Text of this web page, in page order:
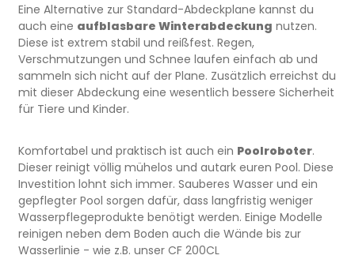
Eine Alternative zur Standard-Abdeckplane kannst du
auch eine aufblasbare Winterabdeckung nutzen.
Diese ist extrem stabil und reißfest. Regen,
Verschmutzungen und Schnee laufen einfach ab und
sammeln sich nicht auf der Plane. Zusätzlich erreichst du
mit dieser Abdeckung eine wesentlich bessere Sicherheit
für Tiere und Kinder.
Komfortabel und praktisch ist auch ein Poolroboter.
Dieser reinigt völlig mühelos und autark euren Pool. Diese
Investition lohnt sich immer. Sauberes Wasser und ein
gepflegter Pool sorgen dafür, dass langfristig weniger
Wasserpflegeprodukte benötigt werden. Einige Modelle
reinigen neben dem Boden auch die Wände bis zur
Wasserlinie - wie z.B. unser CF 200CL